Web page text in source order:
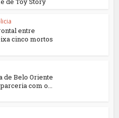
entre
cinco mortos
de Belo Oriente
com o...